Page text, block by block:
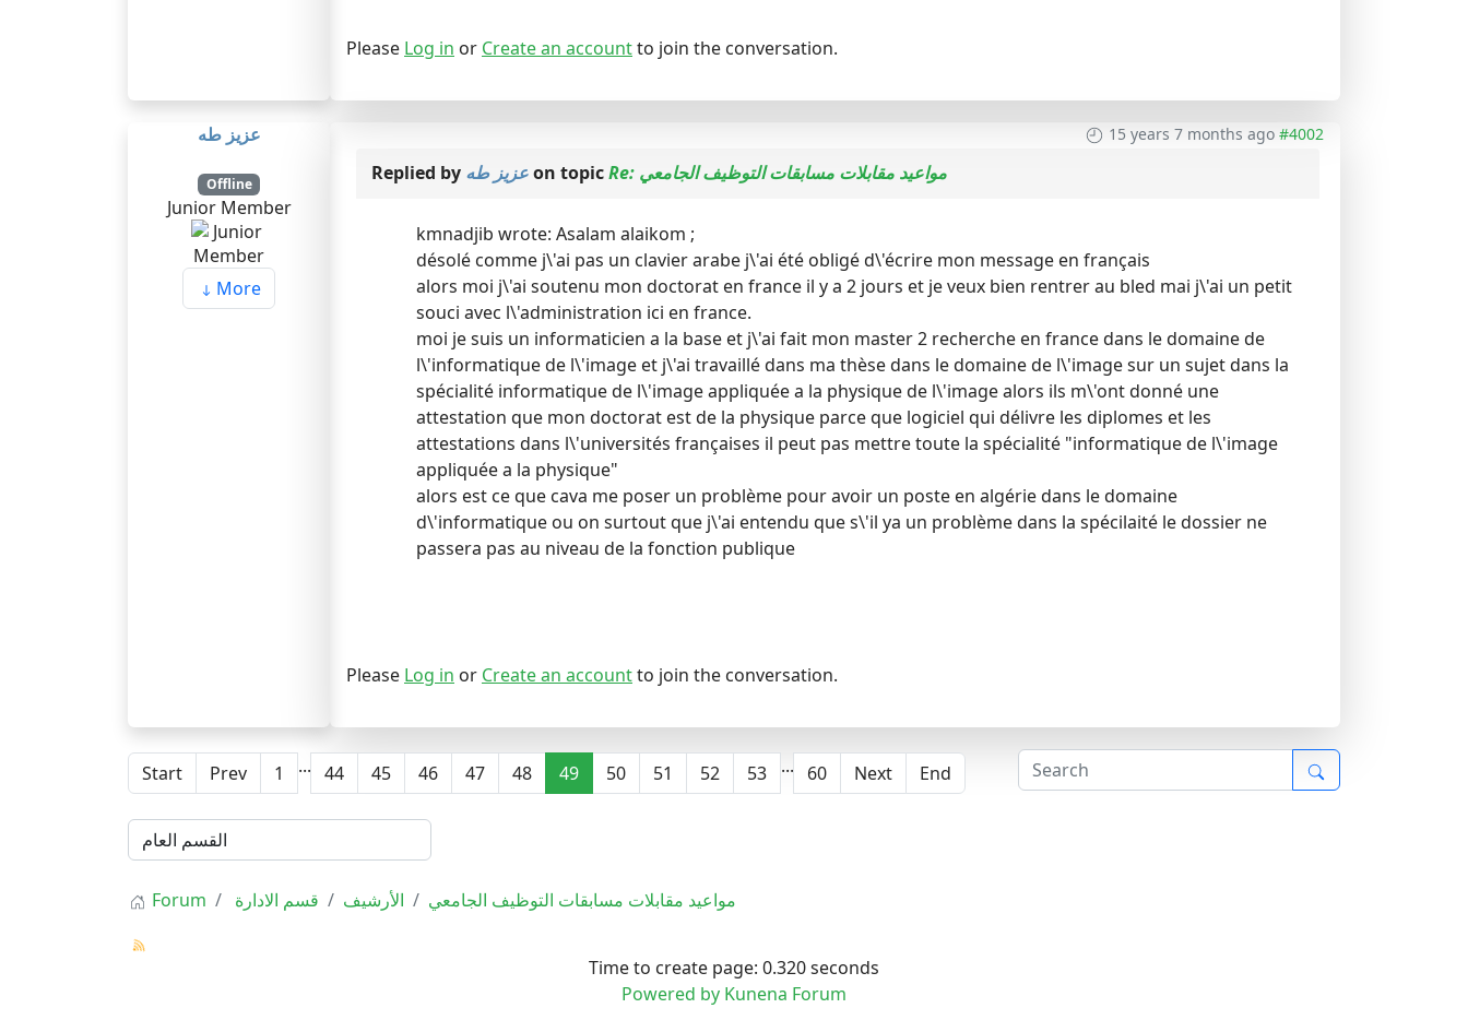
Please Log in or Create an accountto join the conversation.
عزيز طه
Offline
Junior Member
More
15 years 7 months ago #4002
Replied by عزيز طهon topic Re: مواعيد مقابلات مسابقات التوظيف الجامعي
kmnadjib wrote: Asalam alaikom ;
désolé comme j\'ai pas un clavier arabe j\'ai été obligé d\'écrire mon message en français
alors moi j\'ai soutenu mon doctorat en france il y a 2 jours et je veux bien rentrer au bled mai j\'ai un petit
souci avec l\'administration ici en france.
moi je suis un informaticien a la base et j\'ai fait mon master 2 recherche en france dans le domaine de
l\'informatique de l\'image et j\'ai travaillé dans ma thèse dans le domaine de l\'image sur un sujet dans la
spécialité informatique de l\'image appliquée a la physique de l\'image alors ils m\'ont donné une
attestation que mon doctorat est de la physique parce que logiciel qui délivre les diplomes et les
attestations dans l\'universités françaises il peut pas mettre toute la spécialité "informatique de l\'image
appliquée a la physique"
alors est ce que cava me poser un problème pour avoir un poste en algérie dans le domaine
d\'informatique ou on surtout que j\'ai entendu que s\'il ya un problème dans la spécilaité le dossier ne
passera pas au niveau de la fonction publique
Please Log in or Create an accountto join the conversation.
Start Prev 1 ... 44 45 46 47 48 49 50 51 52 53 ... 60 Next End
Forum قسم الادارة الأرشيف مواعيد مقابلات مسابقات التوظيف الجامعي
Time to create page: 0.320 seconds
Powered by Kunena Forum